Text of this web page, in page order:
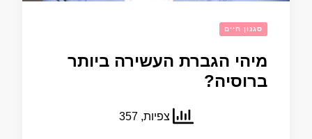
סגנון חיים
מיהי הגברת העשירה ביותר
ברוסיה?
צפיות, 357